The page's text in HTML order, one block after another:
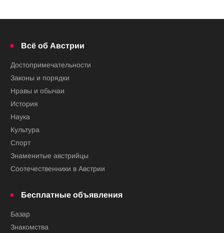
Всё об Австрии
Достопримечательности
Законы и порядки
Нравы и обычаи
История
Наука
Культура
Спорт
Знаменитые австрийцы
Соотечественники в Австрии
Бесплатные объявления
Базар
Знакомства